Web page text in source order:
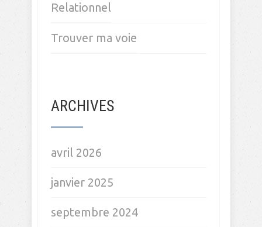
Relationnel
Trouver ma voie
ARCHIVES
avril 2026
janvier 2025
septembre 2024